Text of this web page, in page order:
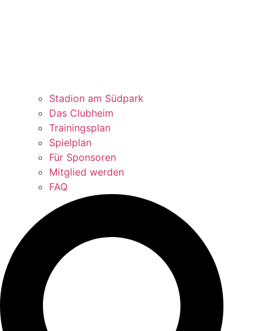
Stadion am Südpark
Das Clubheim
Trainingsplan
Spielplan
Für Sponsoren
Mitglied werden
FAQ